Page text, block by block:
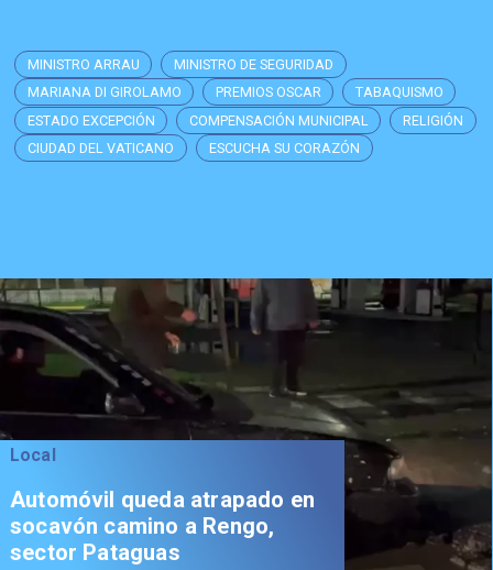
MINISTRO ARRAU
MINISTRO DE SEGURIDAD
MARIANA DI GIROLAMO
PREMIOS OSCAR
TABAQUISMO
ESTADO EXCEPCIÓN
COMPENSACIÓN MUNICIPAL
RELIGIÓN
CIUDAD DEL VATICANO
ESCUCHA SU CORAZÓN
Local
Automóvil queda atrapado en
socavón camino a Rengo,
sector Pataguas